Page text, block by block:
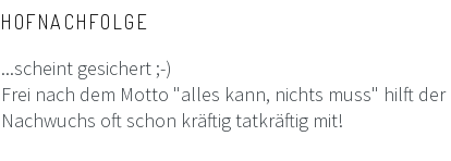
HOFNACHFOLGE
...scheint gesichert ;-)
Frei nach dem Motto "alles kann, nichts muss" hilft
Nachwuchs oft schon kräftig tatkräftig mit!